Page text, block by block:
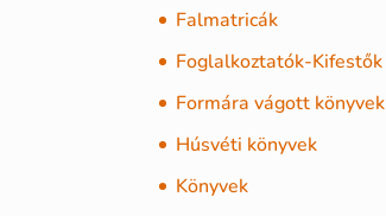
Falmatricák
Foglalkoztatók-Kifestők
Formára vágott könyvek
Húsvéti könyvek
Könyvek